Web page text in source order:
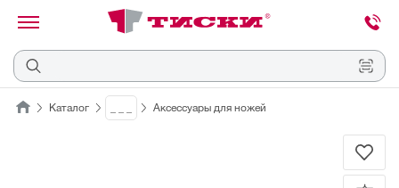
Отмена
Каталог Аксессуары для ножей